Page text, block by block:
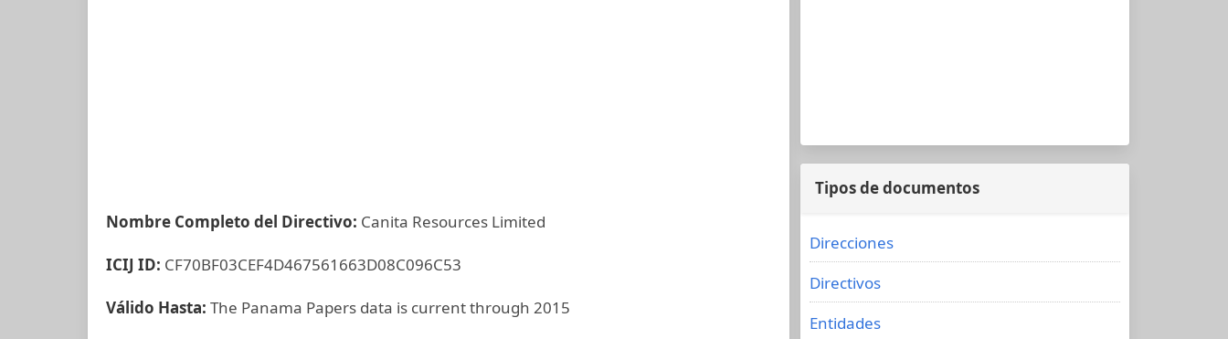
Nombre Completo del Directivo: Canita Resources Limited
ICIJ ID: CF70BF03CEF4D467561663D08C096C53
Válido Hasta: The Panama Papers data is current through 2015
Tipos de documentos
Direcciones
Directivos
Entidades